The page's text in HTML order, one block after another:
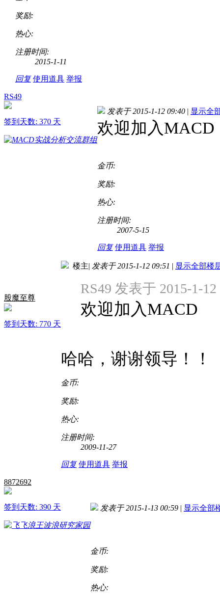
奖励:
热心:
注册时间:
2015-1-11
回复 使用道具 举报
RS49
签到天数: 370 天
发表于 2015-1-12 09:40 | 显示全
欢迎加入MACD
金币:
奖励:
热心:
注册时间:
2007-5-15
回复 使用道具 举报
股魔至尊
签到天数: 770 天
楼主| 发表于 2015-1-12 09:51 | 显示全部楼
RS49 发表于 2015-1-12
欢迎加入MACD
哈哈，谢谢领导！！
金币:
奖励:
热心:
注册时间:
2009-11-27
回复 使用道具 举报
8872692
签到天数: 390 天 发表于 2015-1-13 00:59 | 显示全部
金币:
奖励:
热心: